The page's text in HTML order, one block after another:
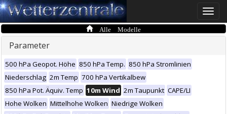
Toggle
Alle Modelle
Parameter
500 hPa Geopot. Höhe 850 hPa Temp. 850 hPa Stromlinien
Niederschlag 2m Temp 700 hPa Vertikalbew
850 hPa Pot. Äquiv. Temp 10m Wind 2m Taupunkt CAPE/LI
Hohe Wolken Mittelhohe Wolken Niedrige Wolken